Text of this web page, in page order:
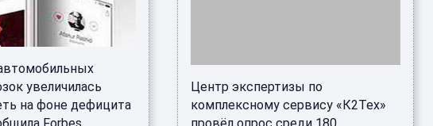
увеличилась
на фоне дефицита
Центр экспертизы по
комплексному сервису «К2Тех»